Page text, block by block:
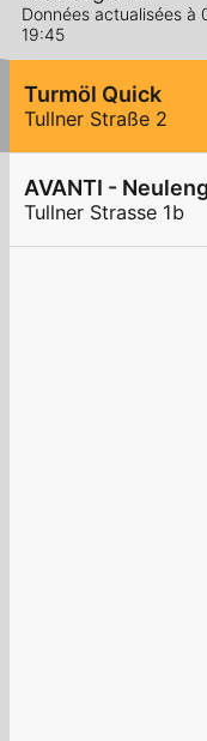
Données actualisées
19:45
Turmöl Quick
Tullner Straße 2
Tullner Strasse 1b